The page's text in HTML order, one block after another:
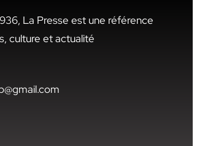
La Presse est une référence
culture et actualité